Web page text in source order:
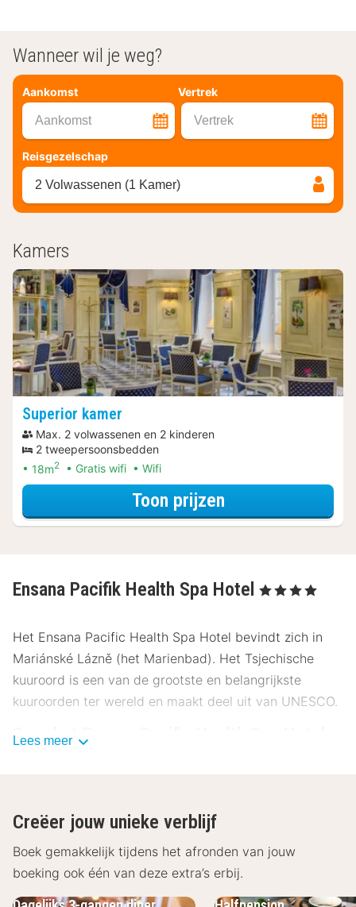
Wanneer wil je weg?
Aankomst Vertrek
Aankomst Vertrek
Reisgezelschap
2 Volwassenen (1 Kamer)
Kamers
Superior kamer
Max. 2 volwassenen en 2 kinderen
2 tweepersoonsbedden
18m2 Gratis wifi Wifi
Toon prijzenvoor
Ensana Pacifik Health Spa Hotel , 4 Sterren
Het Ensana Pacific Health Spa Hotel bevindt zich in
Mariánské Lázně (het Marienbad). Het Tsjechische
kuuroord is een van de grootste en belangrijkste
kuuroorden ter wereld en maakt deel uit van UNESCO.
Over het Ensana Pacific Health Spa Hotel
wellnessaanbiedingen wachten op je. Het hotel
beschikt over kamers, suites en appartementen. Deze
zijn standaard uitgerust met een bureau, een tv, een
telefoon, een minibar, een kluis, een waterkoker en wifi,
Lees meer
Creëer jouw unieke verblijf
Boek gemakkelijk tijdens het afronden van jouw
boeking ook één van deze extra’s erbij.